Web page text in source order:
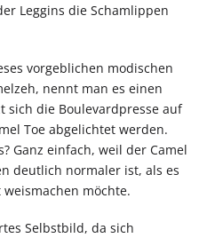
Leggins die Schamlippen
vorgeblichen modischen
nennt man es einen
sich die Boulevardpresse auf
Toe abgelichtet werden.
Ganz einfach, weil der Camel
deutlich normaler ist, als es
möchte.
Selbstbild, da sich